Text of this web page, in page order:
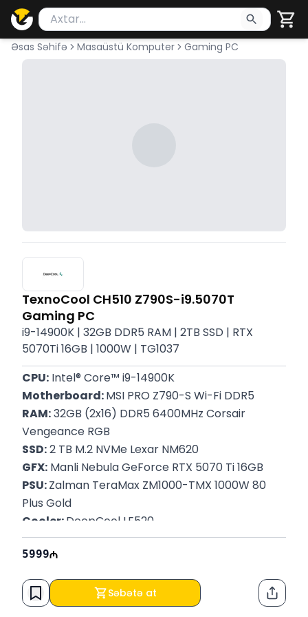
Məhsul axtar
Axtarış üçün ən azı 2 simvol yazın. Göndərmək
Əsas Səhifə Masaüstü Komputer Gaming PC
TexnoCool CH510 Z790S-i9.5070T
Gaming PC
i9-14900K | 32GB DDR5 RAM | 2TB SSD | RTX
5070Ti 16GB | 1000W | TG1037
CPU: Intel® Core™ i9-14900K
Motherboard: MSI PRO Z790-S Wi-Fi DDR5
RAM: 32GB (2x16) DDR5 6400MHz Corsair
Vengeance RGB
SSD: 2 TB M.2 NVMe Lexar NM620
GFX: Manli Nebula GeForce RTX 5070 Ti 16GB
PSU: Zalman TeraMax ZM1000-TMX 1000W 80
Plus Gold
Cooler: DeepCool LE520
Case: DeepCool CH510 MESH
5999
Səbətə at